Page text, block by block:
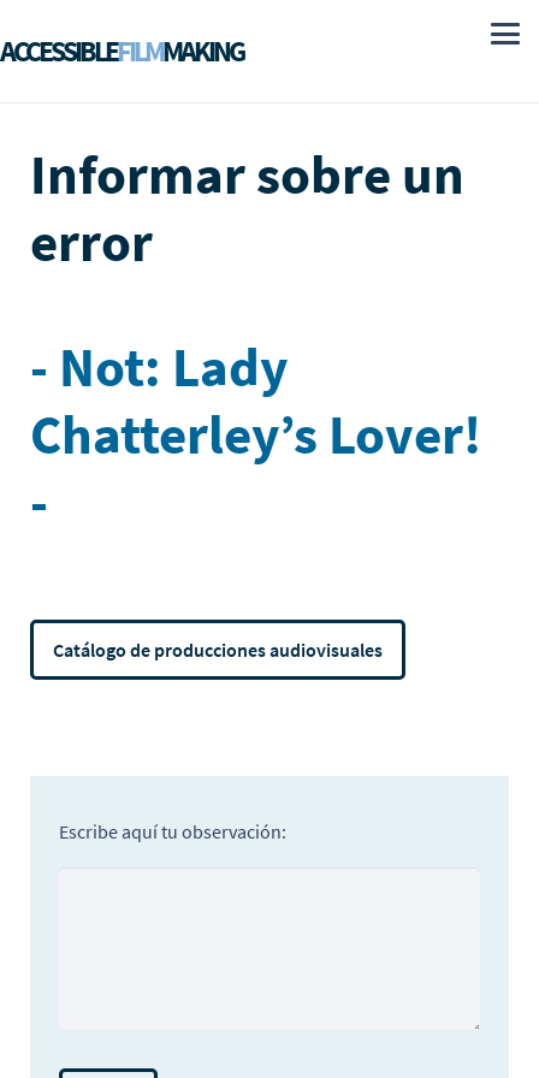
ACCESSIBLEFILMMAKING
Informar sobre un
error
- Not: Lady
Chatterley’s Lover!
-
Catálogo de producciones audiovisuales
Escribe aquí tu observación: